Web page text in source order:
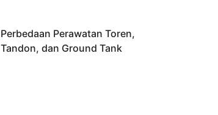
Perbedaan Perawatan Toren,
Tandon, dan Ground Tank